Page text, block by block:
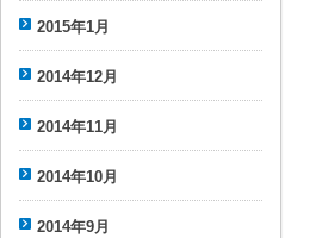
2015年1月
2014年12月
2014年11月
2014年10月
2014年9月